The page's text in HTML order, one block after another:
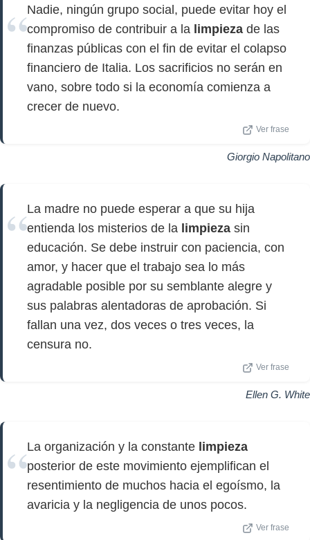
Nadie, ningún grupo social, puede evitar hoy el
compromiso de contribuir a la limpieza de las
finanzas públicas con el fin de evitar el colapso
financiero de Italia. Los sacrificios no serán en
vano, sobre todo si la economía comienza a
crecer de nuevo.
Ver frase
Giorgio Napolitano
La madre no puede esperar a que su hija
entienda los misterios de la limpieza sin
educación. Se debe instruir con paciencia, con
amor, y hacer que el trabajo sea lo más
agradable posible por su semblante alegre y
sus palabras alentadoras de aprobación. Si
fallan una vez, dos veces o tres veces, la
censura no.
Ver frase
Ellen G. White
La organización y la constante limpieza
posterior de este movimiento ejemplifican el
resentimiento de muchos hacia el egoísmo, la
avaricia y la negligencia de unos pocos.
Ver frase